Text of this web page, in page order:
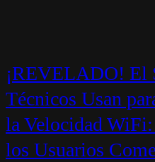
¡REVELADO! El
Técnicos Usan
la Velocidad
los Usuarios